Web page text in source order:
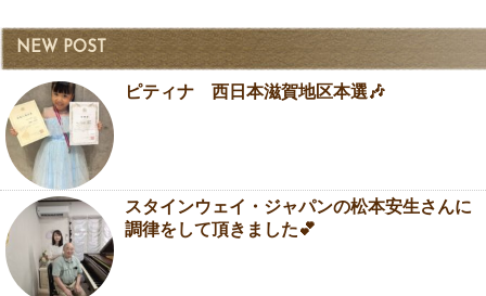
NEW POST
ピティナ 西日本滋賀地区本選🎶
スタインウェイ・ジャパンの松本安生さんに
調律をして頂きました💕